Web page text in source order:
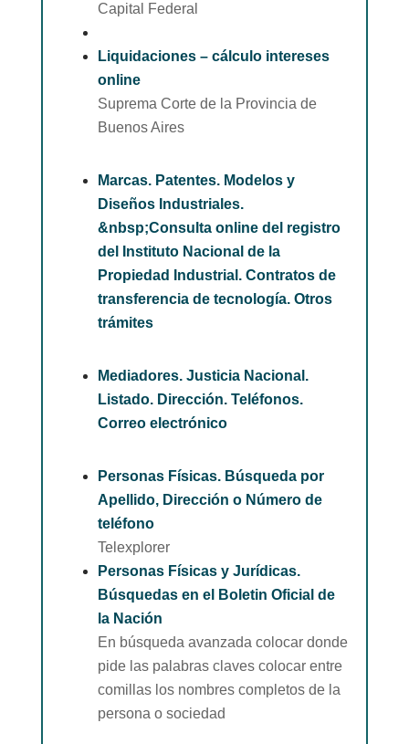
Capital Federal
Liquidaciones – cálculo intereses
online
Suprema Corte de la Provincia de
Buenos Aires
Marcas. Patentes. Modelos y
Diseños Industriales.
&nbsp;Consulta online del registro
del Instituto Nacional de la
Propiedad Industrial. Contratos de
transferencia de tecnología. Otros
trámites
Mediadores. Justicia Nacional.
Listado. Dirección. Teléfonos.
Correo electrónico
Personas Físicas. Búsqueda por
Apellido, Dirección o Número de
teléfono
Telexplorer
Personas Físicas y Jurídicas.
Búsquedas en el Boletin Oficial de
la Nación
En búsqueda avanzada colocar donde
pide las palabras claves colocar entre
comillas los nombres completos de la
persona o sociedad